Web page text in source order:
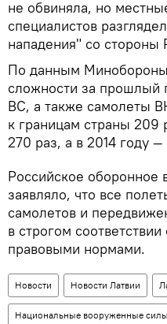
не обвиняла, но
специалистов
нападения" со стороны
По данным
сложности за прошлый
ВС, а также самолеты
к границам страны 209
270 раз, а в 2014 году
Российское оборонное
заявляло, что все
самолетов и
в строгом
правовыми нормами.
Новости Новости Латвии
Национальные вооруженные силы